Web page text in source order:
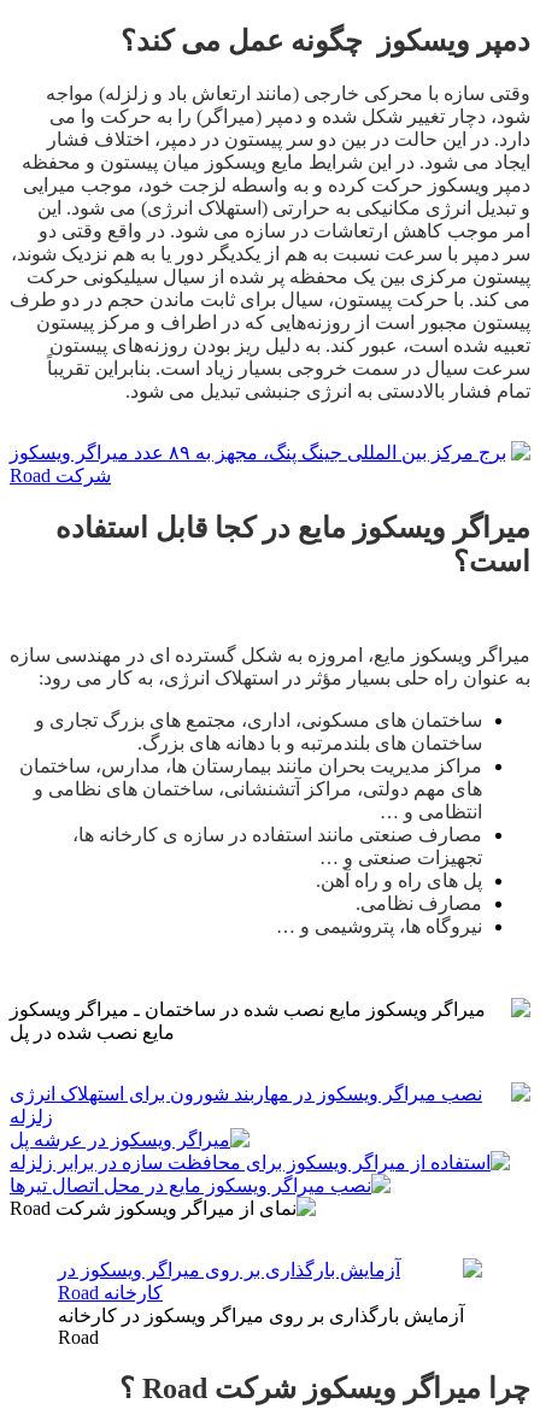
دمپر ویسکوز چگونه عمل می کند؟
وقتی سازه با محرکی خارجی (مانند ارتعاش باد و زلزله) مواجه
شود، دچار تغییر شکل شده و دمپر (میراگر) را به حرکت وا می
دارد. در این حالت در بین دو سر پیستون در دمپر، اختلاف فشار
ایجاد می شود. در این شرایط مایع ویسکوز میان پیستون و محفظه
دمپر ویسکوز حرکت کرده و به واسطه لزجت خود، موجب میرایی
و تبدیل انرژی مکانیکی به حرارتی (استهلاک انرژی) می شود. این
امر موجب کاهش ارتعاشات در سازه می شود. در واقع وقتی دو
سر دمپر با سرعت نسبت به هم از یکدیگر دور یا به هم نزدیک شوند،
پیستون مرکزی بین یک محفظه پر شده از سیال سیلیکونی حرکت
می کند. با حرکت پیستون، سیال برای ثابت ماندن حجم در دو طرف
پیستون مجبور است از روزنه‌هایی که در اطراف و مرکز پیستون
تعبیه شده است، عبور کند. به‌ دلیل ریز بودن روزنه‌های پیستون
سرعت سیال در سمت خروجی بسیار زیاد است. بنابراین تقریباً
تمام فشار بالادستی به انرژی جنبشی تبدیل می شود.
میراگر ویسکوز مایع در کجا قابل استفاده
است؟
میراگر ویسکوز مایع، امروزه به شکل گسترده ای در مهندسی سازه
به عنوان راه حلی بسیار مؤثر در استهلاک انرژی، به کار می رود:
ساختمان های مسکونی، اداری، مجتمع های بزرگ تجاری و
ساختمان های بلندمرتبه و با دهانه های بزرگ.
مراکز مدیریت بحران مانند بیمارستان ها، مدارس، ساختمان
های مهم دولتی، مراکز آتشنشانی، ساختمان های نظامی و
انتظامی و …
مصارف صنعتی مانند استفاده در سازه ی کارخانه ها،
تجهیزات صنعتی و …
پل های راه و راه آهن.
مصارف نظامی.
نیروگاه ها، پتروشیمی و …
آزمایش بارگذاری بر روی میراگر ویسکوز در کارخانه
Road
چرا میراگر ویسکوز شرکت Road ؟